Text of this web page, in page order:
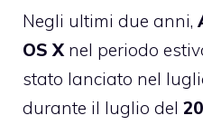
Negli ultimi due anni,
OS X nel periodo
stato lanciato nel
durante il luglio del